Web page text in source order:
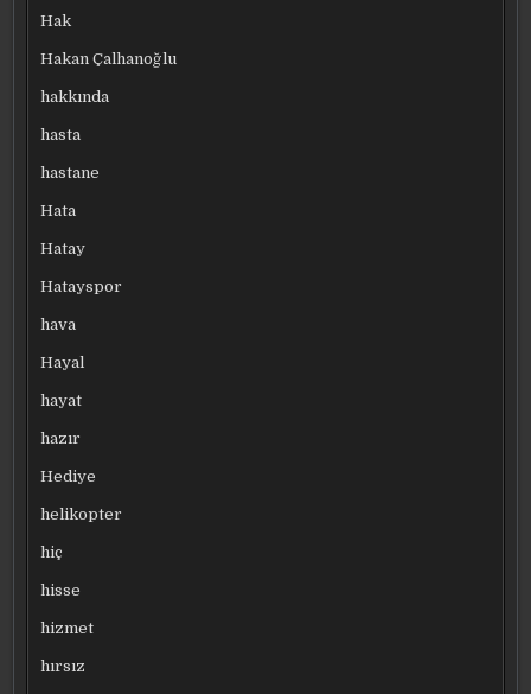
Hak
Hakan Çalhanoğlu
hakkında
hasta
hastane
Hata
Hatay
Hatayspor
hava
Hayal
hayat
hazır
Hediye
helikopter
hiç
hisse
hizmet
hırsız